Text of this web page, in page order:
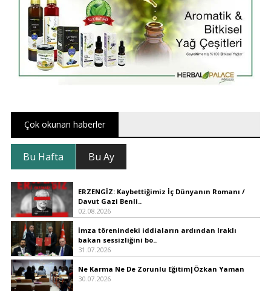
Çok okunan haberler
Bu Hafta Bu Ay
ERZENGİZ: Kaybettiğimiz İç Dünyanın Romanı /
Davut Gazi Benli..
02.08.2026
İmza törenindeki iddiaların ardından Iraklı
bakan sessizliğini bo..
31.07.2026
Ne Karma Ne De Zorunlu Eğitim|Özkan Yaman
30.07.2026